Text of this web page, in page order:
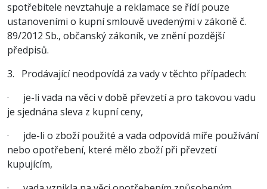
spotřebitele nevztahuje a reklamace se řídí pouze
ustanoveními o kupní smlouvě uvedenými v zákoně č.
89/2012 Sb., občanský zákoník, ve znění pozdější
předpisů.
3. Prodávající neodpovídá za vady v těchto případech:
· je-li vada na věci v době převzetí a pro takovou vadu
je sjednána sleva z kupní ceny,
· jde-li o zboží použité a vada odpovídá míře používání
nebo opotřebení, které mělo zboží při převzetí
kupujícím,